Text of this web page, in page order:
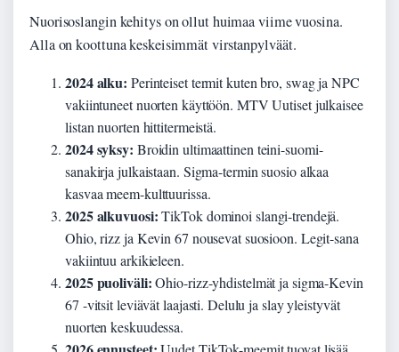
Nuorisoslangin kehitys on ollut huimaa viime vuosina.
Alla on koottuna keskeisimmät virstanpylväät.
2024 alku: Perinteiset termit kuten bro, swag ja NPC
vakiintuneet nuorten käyttöön. MTV Uutiset julkaisee
listan nuorten hittitermeistä.
2024 syksy: Broidin ultimaattinen teini-suomi-
sanakirja julkaistaan. Sigma-termin suosio alkaa
kasvaa meem-kulttuurissa.
2025 alkuvuosi:TikTok dominoi slangi-trendejä.
Ohio, rizz ja Kevin 67 nousevat suosioon. Legit-sana
vakiintuu arkikieleen.
2025 puoliväli:Ohio-rizz-yhdistelmät ja sigma-Kevin
67 -vitsit leviävät laajasti. Delulu ja slay yleistyvät
nuorten keskuudessa.